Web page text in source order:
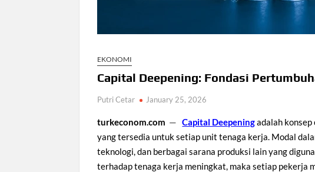
EKONOMI
Capital Deepening: Fondasi
Putri Cetar January 25, 2026
turkeconom.com —Capital Deepeningadalah
yang tersedia untuk setiap unit tenaga kerja. Modal
teknologi, dan berbagai sarana produksi lain yang
terhadap tenaga kerja meningkat, maka setiap pekerja